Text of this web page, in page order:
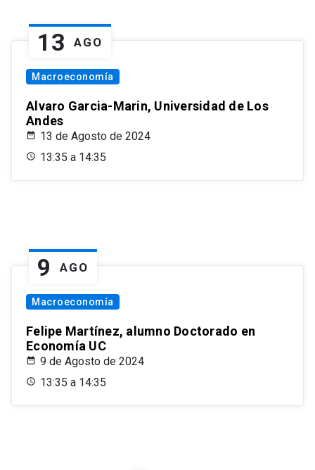
13 AGO
Macroeconomía
Alvaro Garcia-Marin, Universidad de Los
Andes
13 de Agosto de 2024
13:35 a 14:35
9 AGO
Macroeconomía
Felipe Martínez, alumno Doctorado en
Economía UC
9 de Agosto de 2024
13:35 a 14:35